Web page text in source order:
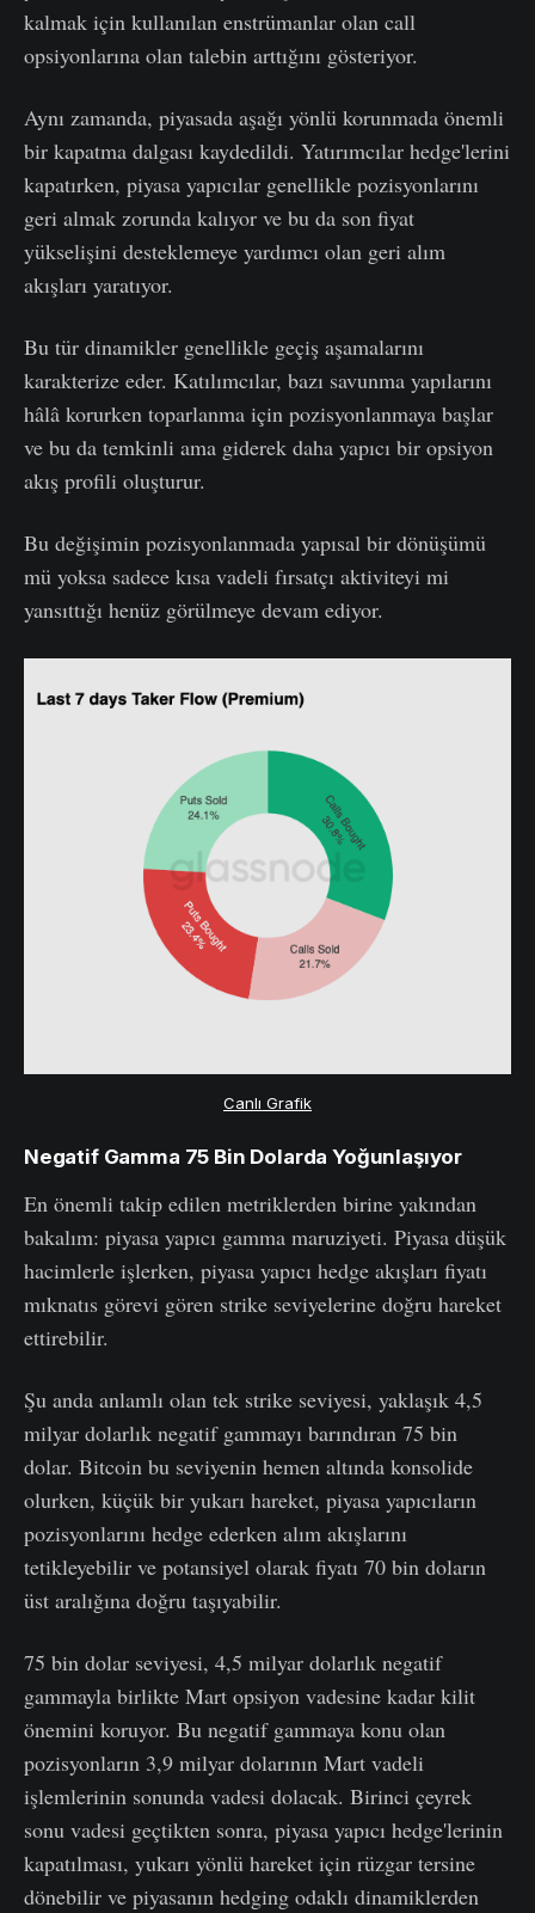
kalmak için kullanılan enstrümanlar olan call
opsiyonlarına olan talebin arttığını gösteriyor.
Aynı zamanda, piyasada aşağı yönlü korunmada önemli
bir kapatma dalgası kaydedildi. Yatırımcılar hedge'lerini
kapatırken, piyasa yapıcılar genellikle pozisyonlarını
geri almak zorunda kalıyor ve bu da son fiyat
yükselişini desteklemeye yardımcı olan geri alım
akışları yaratıyor.
Bu tür dinamikler genellikle geçiş aşamalarını
karakterize eder. Katılımcılar, bazı savunma yapılarını
hâlâ korurken toparlanma için pozisyonlanmaya başlar
ve bu da temkinli ama giderek daha yapıcı bir opsiyon
akış profili oluşturur.
Bu değişimin pozisyonlanmada yapısal bir dönüşümü
mü yoksa sadece kısa vadeli fırsatçı aktiviteyi mi
yansıttığı henüz görülmeye devam ediyor.
Canlı Grafik
Negatif Gamma 75 Bin Dolarda Yoğunlaşıyor
En önemli takip edilen metriklerden birine yakından
bakalım: piyasa yapıcı gamma maruziyeti. Piyasa düşük
hacimlerle işlerken, piyasa yapıcı hedge akışları fiyatı
mıknatıs görevi gören strike seviyelerine doğru hareket
ettirebilir.
Şu anda anlamlı olan tek strike seviyesi, yaklaşık 4,5
milyar dolarlık negatif gammayı barındıran 75 bin
dolar. Bitcoin bu seviyenin hemen altında konsolide
olurken, küçük bir yukarı hareket, piyasa yapıcıların
pozisyonlarını hedge ederken alım akışlarını
tetikleyebilir ve potansiyel olarak fiyatı 70 bin doların
üst aralığına doğru taşıyabilir.
75 bin dolar seviyesi, 4,5 milyar dolarlık negatif
gammayla birlikte Mart opsiyon vadesine kadar kilit
önemini koruyor. Bu negatif gammaya konu olan
pozisyonların 3,9 milyar dolarının Mart vadeli
işlemlerinin sonunda vadesi dolacak. Birinci çeyrek
sonu vadesi geçtikten sonra, piyasa yapıcı hedge'lerinin
kapatılması, yukarı yönlü hareket için rüzgar tersine
dönebilir ve piyasanın hedging odaklı dinamiklerden